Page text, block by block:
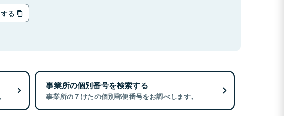
る
事業所の個別番号を検索する
事業所の７けたの個別郵便番号をお調べします。